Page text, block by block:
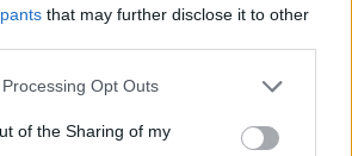
that may further disclose it to other
Opt Outs
of the Sharing of my